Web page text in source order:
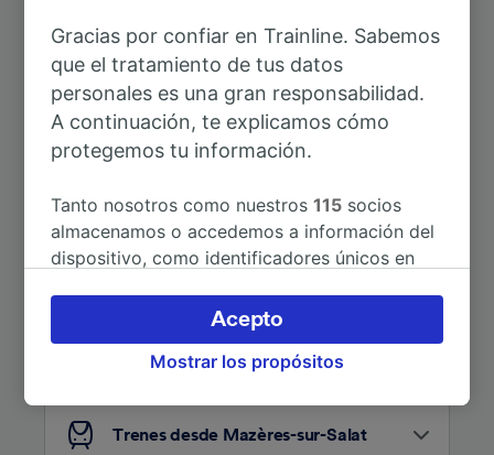
A Boussens
A Aviñón 5h 0min
¿Estás buscando más ideas?
Trenes desde Mazères-sur-Salat
Gracias por confiar en Trainline. Sabemos
que el tratamiento de tus datos
personales es una gran responsabilidad.
A continuación, te explicamos cómo
protegemos tu información.
Tanto nosotros como nuestros115 socios
almacenamos o accedemos a información del
dispositivo, como identificadores únicos en
Puedes aceptar o administrar tus preferencias
haciendo clic abajo, incluido el derecho de
oposición en función de tu interés legítimo o,
de la política de privacidad. Tus preferencias
se notificarán a nuestros socios y no
Mostrar los propósitos
Acepto